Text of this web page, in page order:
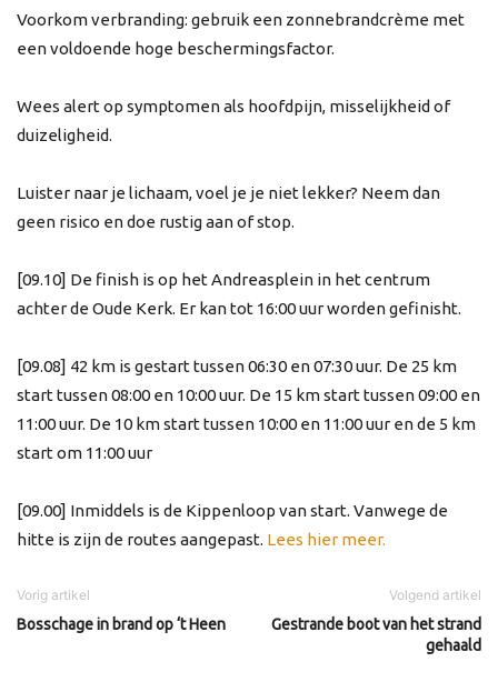
Voorkom verbranding: gebruik een zonnebrandcrème met
een voldoende hoge beschermingsfactor.
Wees alert op symptomen als hoofdpijn, misselijkheid of
duizeligheid.
Luister naar je lichaam, voel je je niet lekker? Neem dan
geen risico en doe rustig aan of stop.
[09.10] De finish is op het Andreasplein in het centrum
achter de Oude Kerk. Er kan tot 16:00 uur worden gefinisht.
[09.08] 42 km is gestart tussen 06:30 en 07:30 uur. De 25 km
start tussen 08:00 en 10:00 uur. De 15 km start tussen 09:00 en
11:00 uur. De 10 km start tussen 10:00 en 11:00 uur en de 5 km
start om 11:00 uur
[09.00] Inmiddels is de Kippenloop van start. Vanwege de
hitte is zijn de routes aangepast. Lees hier meer.
Vorig artikel
Bosschage in brand op ‘t Heen
Volgend artikel
Gestrande boot van het strand
gehaald